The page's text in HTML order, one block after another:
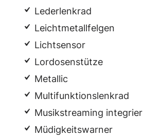
Lederlenkrad
Leichtmetallfelgen
Lichtsensor
Lordosenstütze
Metallic
Multifunktionslenkrad
Musikstreaming
Müdigkeitswarner